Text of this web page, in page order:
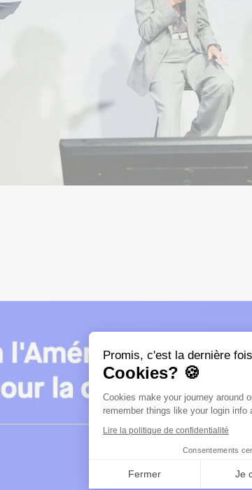
Promis, c'est la dernière fois
Cookies? 🍪
Plateforme de
Cookies make your journey around
remember things like your login info
Lire la politique de confidentialité
Consentements
Fermer Je
Axeptio